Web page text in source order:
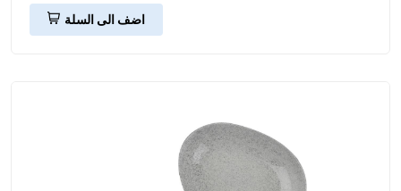
اضف الى السلة